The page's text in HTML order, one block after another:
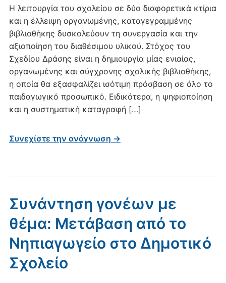
Η λειτουργία του σχολείου σε δύο διαφορετικά κτίρια
και η έλλειψη οργανωμένης, καταγεγραμμένης
βιβλιοθήκης δυσκολεύουν τη συνεργασία και την
αξιοποίηση του διαθέσιμου υλικού. Στόχος του
Σχεδίου Δράσης είναι η δημιουργία μίας ενιαίας,
οργανωμένης και σύγχρονης σχολικής βιβλιοθήκης,
η οποία θα εξασφαλίζει ισότιμη πρόσβαση σε όλο το
παιδαγωγικό προσωπικό. Ειδικότερα, η ψηφιοποίηση
και η συστηματική καταγραφή […]
Συνεχίστε την ανάγνωση →
Συνάντηση γονέων με
θέμα: Μετάβαση από το
Νηπιαγωγείο στο Δημοτικό
Σχολείο